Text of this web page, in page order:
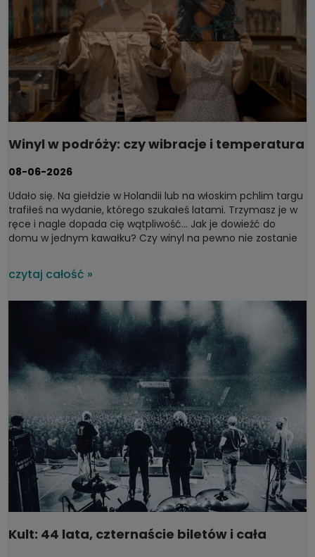
Winyl w podróży: czy wibracje i temperatura
08-06-2026
Udało się. Na giełdzie w Holandii lub na włoskim pchlim targu
trafiłeś na wydanie, którego szukałeś latami. Trzymasz je w
ręce i nagle dopada cię wątpliwość... Jak je dowieźć do
domu w jednym kawałku? Czy winyl na pewno nie zostanie
czytaj całość »
Kult: 44 lata, czternaście biletów i cała